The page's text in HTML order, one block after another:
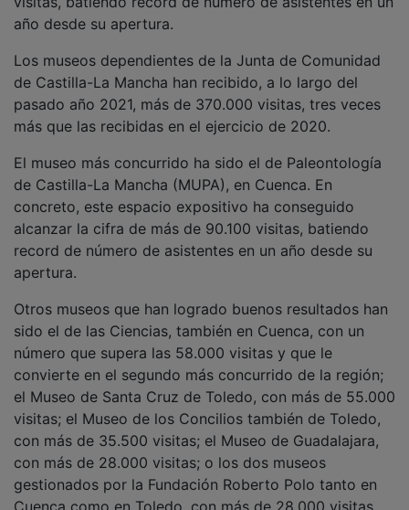
año desde su apertura.
de Castilla-La Mancha han recibido, a lo largo del
pasado año 2021, más de 370.000 visitas, tres veces
más que las recibidas en el ejercicio de 2020.
de Castilla-La Mancha (MUPA), en Cuenca. En
concreto, este espacio expositivo ha conseguido
alcanzar la cifra de más de 90.100 visitas, batiendo
record de número de asistentes en un año desde su
apertura.
sido el de las Ciencias, también en Cuenca, con un
número que supera las 58.000 visitas y que le
convierte en el segundo más concurrido de la región;
el Museo de Santa Cruz de Toledo, con más de 55.000
visitas; el Museo de los Concilios también de Toledo,
con más de 35.500 visitas; el Museo de Guadalajara,
con más de 28.000 visitas; o los dos museos
gestionados por la Fundación Roberto Polo tanto en
Cuenca como en Toledo, con más de 28.000 visitas.